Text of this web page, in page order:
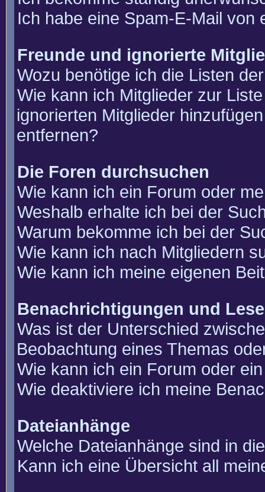
Ich habe eine Spam-E-Mail von
Freunde und ignorierte
Wozu benötige ich die Listen
Wie kann ich Mitglieder zur
ignorierten Mitglieder
entfernen?
Die Foren durchsuchen
Wie kann ich ein Forum oder
Weshalb erhalte ich bei der
Warum bekomme ich bei der
Wie kann ich nach Mitgliedern
Wie kann ich meine eigenen
Benachrichtigungen und
Was ist der Unterschied
Beobachtung eines Themas
Wie kann ich ein Forum oder
Wie deaktiviere ich meine
Dateianhänge
Welche Dateianhänge sind in
Kann ich eine Übersicht all